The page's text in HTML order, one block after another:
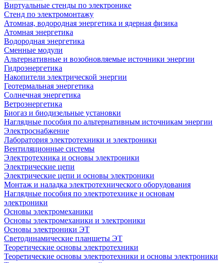
Виртуальные стенды по электронике
Стенд по электромонтажу
Атомная, водородная энергетика и ядерная физика
Атомная энергетика
Водородная энергетика
Сменные модули
Альтернативные и возобновляемые источники энергии
Гидроэнергетика
Накопители электрической энергии
Геотермальная энергетика
Солнечная энергетика
Ветроэнергетика
Биогаз и биодизельные установки
Наглядные пособия по альтернативным источникам энергии
Электроснабжение
Лаборатория электротехники и электроники
Вентиляционные системы
Электротехника и основы электроники
Электрические цепи
Электрические цепи и основы электроники
Монтаж и наладка электротехнического оборудования
Наглядные пособия по электротехнике и основам
электроники
Основы электромеханики
Основы электромеханики и электроники
Основы электроники ЭТ
Светодинамические планшеты ЭТ
Теоретические основы электротехники
Теоретические основы электротехники и основы электроники